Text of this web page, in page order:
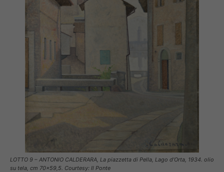
LOTTO 9 – ANTONIO CALDERARA, La piazzetta di Pella, Lago d’Orta, 1934. olio
su tela, cm 70×59,5. Courtesy: Il Ponte